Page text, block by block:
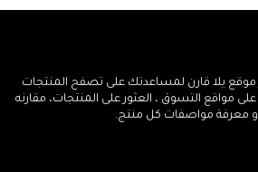
موقع يلا قارن لمساعدتك على تصفح المنتجات
على مواقع التسوق ، العثور على المنتجات، مقارنه
و معرفة مواصفات كل منتج.